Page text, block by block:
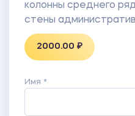
колонны среднего
стены
2000.00 ₽
Имя *